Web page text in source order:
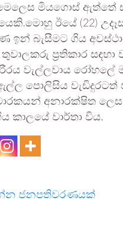
මියගොස් ඇත්තේ
ඊයේ (22)
බැසීමට ගිය
ප්‍රතිකාර
වැල්ලවාය රෝහලේ
පොලිසිය වැඩිදුරටත්
අනාරක්ෂිත
කාලයේ වාර්තා විය.
ජනපතිවරණයක්